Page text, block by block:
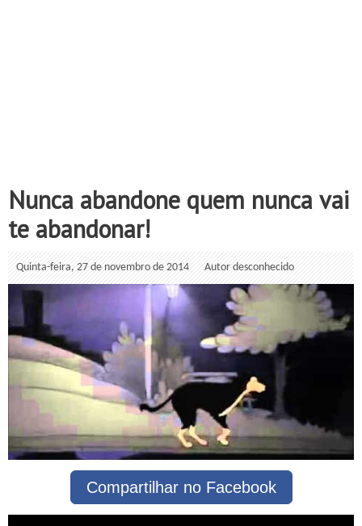
Nunca abandone quem nunca vai
te abandonar!
Quinta-feira, 27 de novembro de 2014 Autor desconhecido
Compartilhar no Facebook